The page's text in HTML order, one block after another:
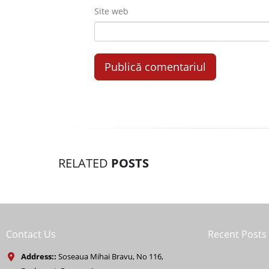
Site web
RELATED POSTS
Contact Us
Address:: Soseaua Mihai Bravu, No 116,
Recent Posts